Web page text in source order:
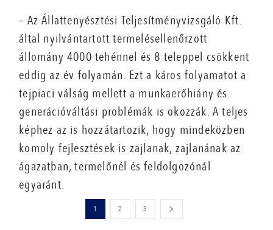
– Az Állattenyésztési Teljesítményvizsgáló Kft.
által nyilvántartott termelésellenőrzött
állomány 4000 tehénnel és 8 teleppel csökkent
eddig az év folyamán. Ezt a káros folyamatot a
tejpiaci válság mellett a munkaerőhiány és
generációváltási problémák is okozzák. A teljes
képhez az is hozzátartozik, hogy mindeközben
komoly fejlesztések is zajlanak, zajlanának az
ágazatban, termelőnél és feldolgozónál
egyaránt.
1 2 3